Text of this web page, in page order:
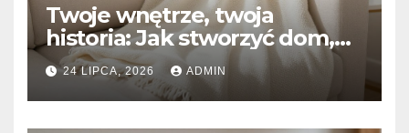
Twoje wnętrze, twoja
historia: Jak stworzyć dom,
który naprawdę kochasz
24 LIPCA, 2026 ADMIN